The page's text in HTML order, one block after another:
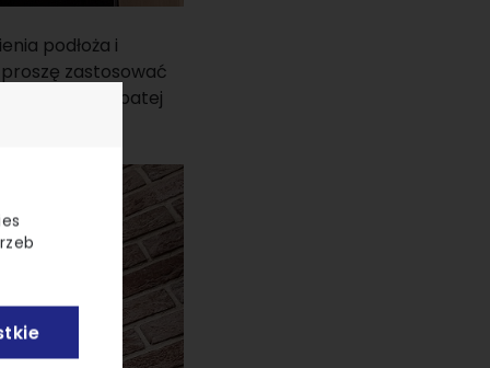
podłoża i
zastosować
pacy zębatej